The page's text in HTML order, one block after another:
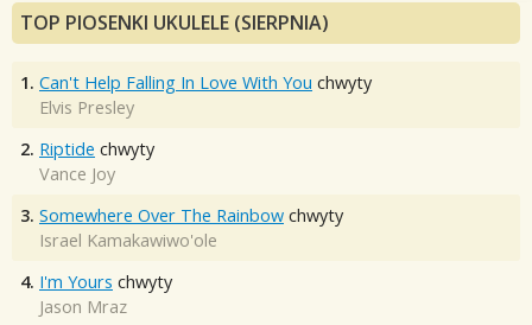
TOP PIOSENKI UKULELE (SIERPNIA)
1. Can't Help Falling In Love With You chwyty
Elvis Presley
2. Riptide chwyty
Vance Joy
3. Somewhere Over The Rainbow chwyty
Israel Kamakawiwo'ole
4. I'm Yours chwyty
Jason Mraz